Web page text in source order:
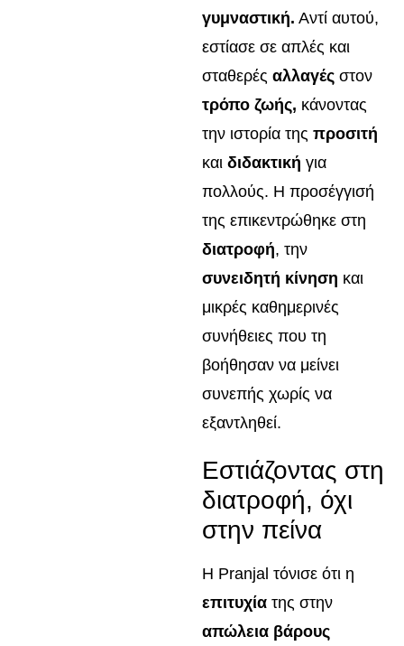
γυμναστική. Αντί αυτού,
εστίασε σε απλές και
σταθερές αλλαγές στον
τρόπο ζωής, κάνοντας
την ιστορία της προσιτή
και διδακτική για
πολλούς. Η προσέγγισή
της επικεντρώθηκε στη
διατροφή, την
συνειδητή κίνηση και
μικρές καθημερινές
συνήθειες που τη
βοήθησαν να μείνει
συνεπής χωρίς να
εξαντληθεί.
Εστιάζοντας στη
διατροφή, όχι
στην πείνα
Η Pranjal τόνισε ότι η
επιτυχία της στην
απώλεια βάρους